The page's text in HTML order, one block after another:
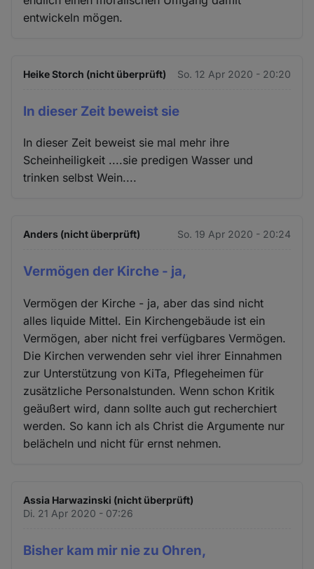
entwickeln mögen.
Heike Storch (nicht überprüft) So. 12 Apr 2020 - 20:20
In dieser Zeit beweist sie
In dieser Zeit beweist sie mal mehr ihre
Scheinheiligkeit ....sie predigen Wasser und
trinken selbst Wein....
Anders (nicht überprüft) So. 19 Apr 2020 - 20:24
Vermögen der Kirche - ja,
Vermögen der Kirche - ja, aber das sind nicht
alles liquide Mittel. Ein Kirchengebäude ist ein
Vermögen, aber nicht frei verfügbares Vermögen.
Die Kirchen verwenden sehr viel ihrer Einnahmen
zur Unterstützung von KiTa, Pflegeheimen für
zusätzliche Personalstunden. Wenn schon Kritik
geäußert wird, dann sollte auch gut recherchiert
werden. So kann ich als Christ die Argumente nur
belächeln und nicht für ernst nehmen.
Assia Harwazinski (nicht überprüft)
Di. 21 Apr 2020 - 07:26
Bisher kam mir nie zu Ohren,